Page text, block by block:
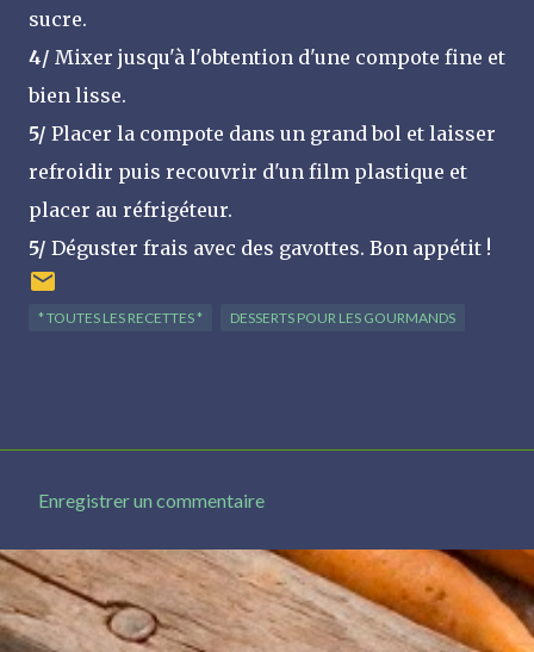
sucre.
4/ Mixer jusqu'à l'obtention d'une compote fine et
bien lisse.
5/ Placer la compote dans un grand bol et laisser
refroidir puis recouvrir d'un film plastique et
placer au réfrigéteur.
5/ Déguster frais avec des gavottes. Bon appétit !
* TOUTES LES RECETTES * DESSERTS POUR LES GOURMANDS
o
m
m
Enregistrer un commentaire